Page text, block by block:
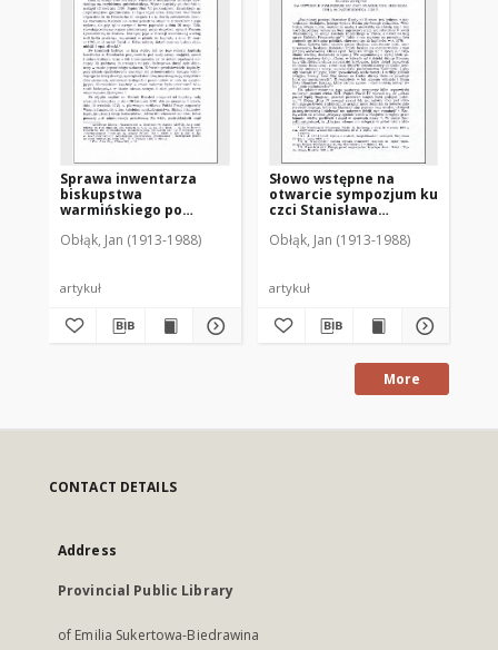
Sprawa inwentarza
biskupstwa
warmińskiego po
Krasickiego do Gniezna
Obłąk, Jan (1913-1988)
artykuł
Słowo wstępne na
otwarcie sympozjum ku
czci Stanisława
października 1978 r.
Obłąk, Jan (1913-1988)
artykuł
More
CONTACT DETAILS
Address
Provincial Public Library
of Emilia Sukertowa-Biedrawina